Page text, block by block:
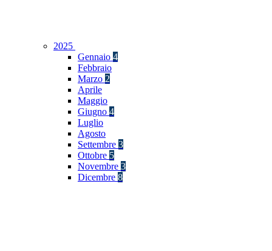
2025
Gennaio 4
Febbraio
Marzo 2
Aprile
Maggio
Giugno 4
Luglio
Agosto
Settembre 3
Ottobre 5
Novembre 3
Dicembre 8